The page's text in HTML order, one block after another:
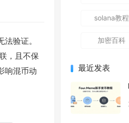
验证。
，且不保
响混币动
solana教程
加密百科
最近发表